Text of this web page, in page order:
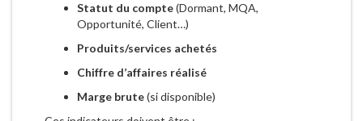
Statut du compte(Dormant, MQA,
Opportunité, Client…)
Produits/services achetés
Chiffre d’affaires réalisé
Marge brute(si disponible)